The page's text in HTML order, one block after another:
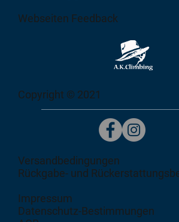
Webseiten Feedback
Copyright © 2021
Versandbedingungen
Rückgabe- und
Impressum
Datenschutz-Bestimmungen